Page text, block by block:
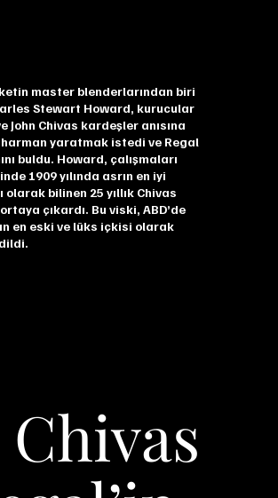
master blenderlarından biri
Stewart Howard, kurucular
John Chivas kardeşler anısına
yaratmak istedi ve Regal
buldu. Howard, çalışmaları
1909 yılında asrın en iyi
olarak bilinen 25 yıllık Chivas
çıkardı. Bu viski, ABD’de
en eski ve lüks içkisi olarak
Chivas